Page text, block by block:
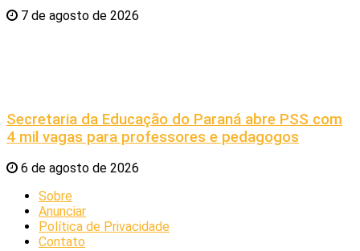
7 de agosto de 2026
Secretaria da Educação do Paraná abre PSS com
4 mil vagas para professores e pedagogos
6 de agosto de 2026
Sobre
Anunciar
Política de Privacidade
Contato